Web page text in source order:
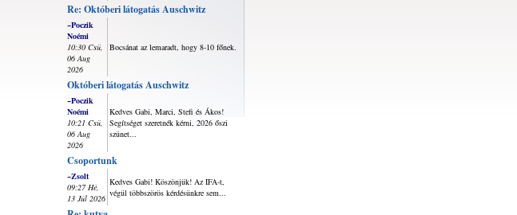
Re: Októberi látogatás Auschwitz
~Poczik
Noémi
10:30 Csü,
06 Aug
2026
Bocsánat az lemaradt, hogy 8-10 főnek.
Októberi látogatás Auschwitz
~Poczik
Noémi
10:21 Csü,
06 Aug
2026
Kedves Gabi, Marci, Stefi és Ákos!
Segítséget szeretnék kérni, 2026 őszi
szünet...
Csoportunk
~Zsolt
09:27 Hé,
13 Júl 2026
Kedves Gabi! Köszönjük! Az IFA-t,
végül többszörös kérdésünkre sem...